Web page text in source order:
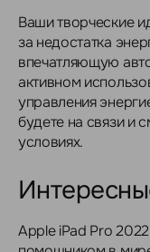
Ваши творческие
за недостатка
впечатляющую
активном
управления
будете на связи и
условиях.
Apple iPad Pro